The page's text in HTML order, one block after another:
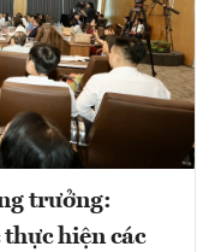
trưởng:
hiện các